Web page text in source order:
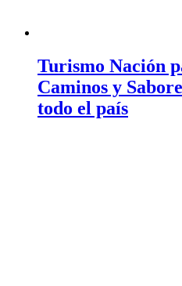
Turismo Nación
Caminos y
todo el país